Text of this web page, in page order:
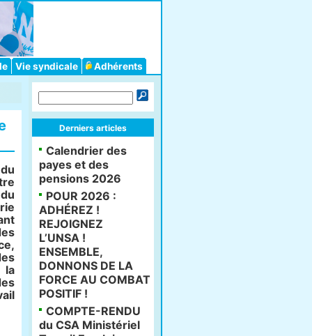
Vie syndicale Adhérents
la
Derniers articles
Calendrier des
payes et des
pensions 2026
POUR 2026 :
ADHÉREZ !
REJOIGNEZ
L’UNSA !
ENSEMBLE,
DONNONS DE LA
FORCE AU COMBAT
POSITIF !
COMPTE-RENDU
du CSA Ministériel